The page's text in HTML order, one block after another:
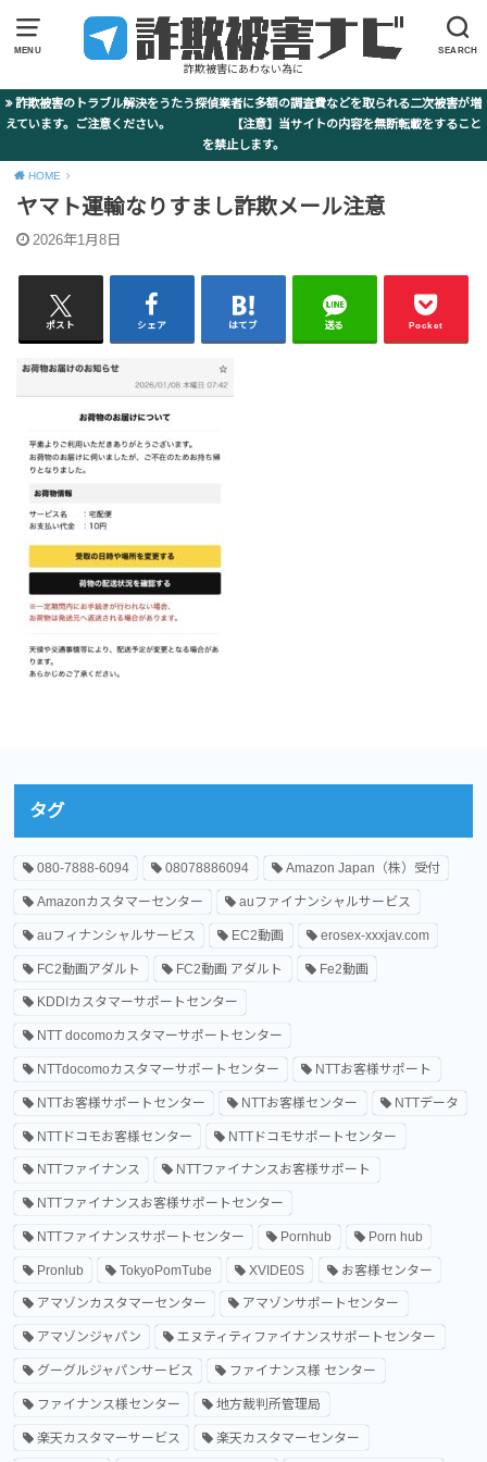
MENU SEARCH
詐欺被害にあわない為に
詐欺被害のトラブル解決をうたう探偵業者に多額の調査費などを取られる二次被害が増
えています。ご注意ください。 【注意】当サイトの内容を無断転載をすること
を禁止します。
HOME
ヤマト運輸なりすまし詐欺メール注意
2026年1月8日
ポスト シェア はてブ 送る Pocket
タグ
080-7888-6094 08078886094 Amazon Japan（株）受付
Amazonカスタマーセンター auファイナンシャルサービス
auフィナンシャルサービス EC2動画 erosex-xxxjav.com
FC2動画アダルト FC2動画 アダルト Fe2動画
KDDIカスタマーサポートセンター
NTT docomoカスタマーサポートセンター
NTTdocomoカスタマーサポートセンター NTTお客様サポート
NTTお客様サポートセンター NTTお客様センター NTTデータ
NTTドコモお客様センター NTTドコモサポートセンター
NTTファイナンス NTTファイナンスお客様サポート
NTTファイナンスお客様サポートセンター
NTTファイナンスサポートセンター Pornhub Porn hub
Pronlub TokyoPomTube XVIDE0S お客様センター
アマゾンカスタマーセンター アマゾンサポートセンター
アマゾンジャパン エヌティティファイナンスサポートセンター
グーグルジャパンサービス ファイナンス様 センター
ファイナンス様センター 地方裁判所管理局
楽天カスタマーサービス 楽天カスタマーセンター